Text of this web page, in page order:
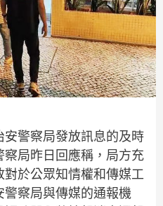
警察局發放訊息的及時
局昨日回應稱，局方充
於公眾知情權和傳媒工
察局與傳媒的通報機